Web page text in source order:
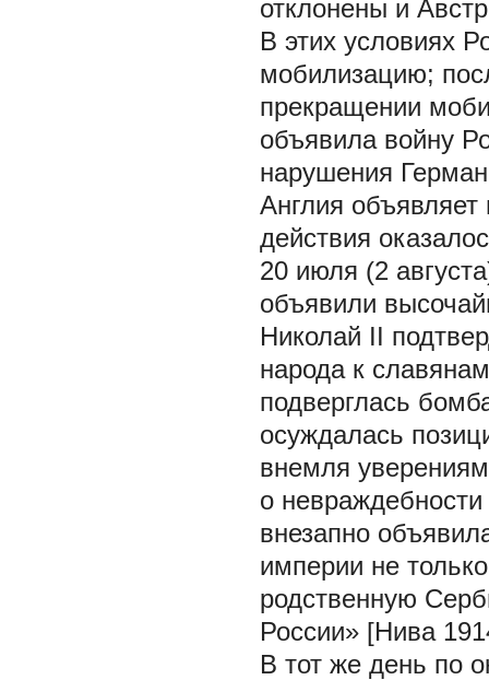
отклонены и
В этих условиях
мобилизацию;
прекращении
объявила войну
нарушения
Англия
действия
20 июля (2
объявили
Николай II
народа к
подверглась
осуждалась
внемля
о
внезапно
империи не
родственную
России» [Нива
В тот же день по